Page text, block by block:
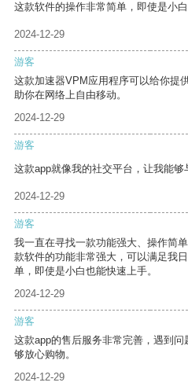
这款软件的操作非常简单，即使是小白
2024-12-29
游客
这款加速器VPM应用程序可以给你提
助你在网络上自由移动。
2024-12-29
游客
这款app就像我的社交平台，让我能够
2024-12-29
游客
我一直在寻找一款功能强大、操作简
款软件的功能非常强大，可以满足我
单，即使是小白也能快速上手。
2024-12-29
游客
这款app的售后服务非常完善，遇到
够放心购物。
2024-12-29